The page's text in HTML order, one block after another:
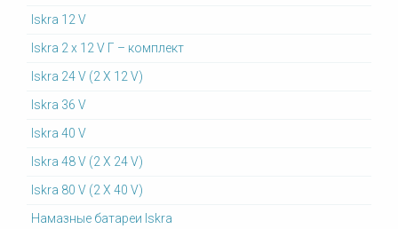
Iskra 12 V
Iskra 2 x 12 V Г – комплект
Iskra 24 V (2 X 12 V)
Iskra 36 V
Iskra 40 V
Iskra 48 V (2 X 24 V)
Iskra 80 V (2 X 40 V)
Намазные батареи Iskra